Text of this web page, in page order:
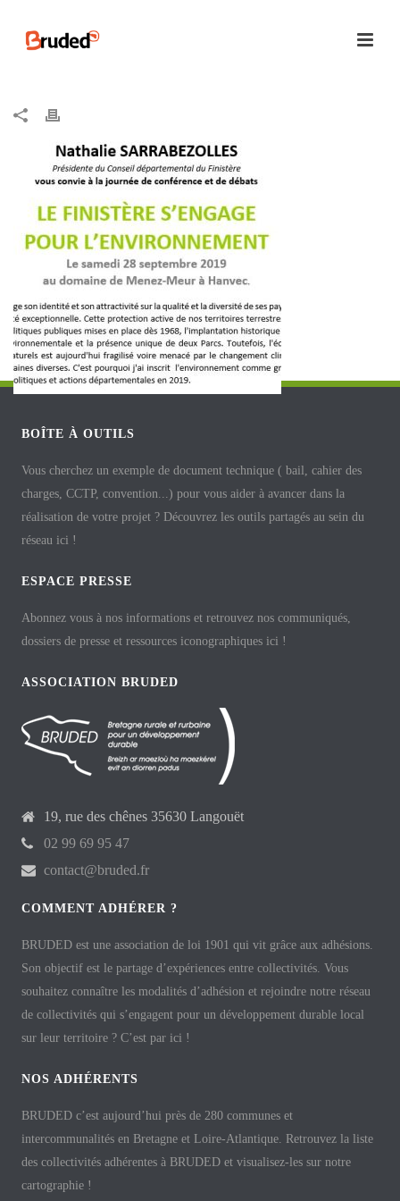
BOÎTE À OUTILS
Vous cherchez un exemple de document technique ( bail, cahier des
charges, CCTP, convention...) pour vous aider à avancer dans la
réalisation de votre projet ? Découvrez les outils partagés au sein du
réseau ici !
ESPACE PRESSE
Abonnez vous à nos informations et retrouvez nos communiqués,
dossiers de presse et ressources iconographiques ici !
ASSOCIATION BRUDED
19, rue des chênes 35630 Langouët
02 99 69 95 47
contact@bruded.fr
COMMENT ADHÉRER ?
BRUDED est une association de loi 1901 qui vit grâce aux adhésions.
Son objectif est le partage d’expériences entre collectivités. Vous
souhaitez connaître les modalités d’adhésion et rejoindre notre réseau
de collectivités qui s’engagent pour un développement durable local
sur leur territoire ? C’est par ici !
NOS ADHÉRENTS
BRUDED c’est aujourd’hui près de 280 communes et
intercommunalités en Bretagne et Loire-Atlantique. Retrouvez la liste
des collectivités adhérentes à BRUDED et visualisez-les sur notre
cartographie !